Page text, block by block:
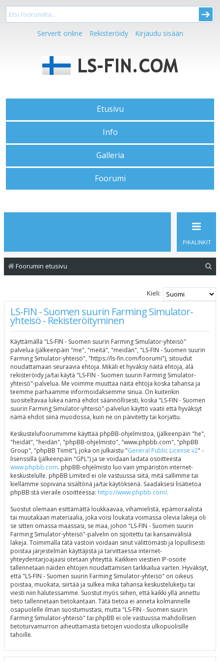
Serverit online Rekisteröidy Kirjaudu sisään
Etusivu
Info
Galleria
Foorumi
PIKALINKIT
Foorumin etusivu
s
Kieli:
LS-FIN - Suomen suurin Farming Simulator-
yhteisö - Rekisteröityminen
Käyttämällä "LS-FIN - Suomen suurin Farming Simulator-yhteisö"
palvelua (jälkeenpäin "me", "meitä", "meidän", "LS-FIN - Suomen suurin
Farming Simulator-yhteisö", "https://ls-fin.com/foorumi"), sitoudut
noudattamaan seuraavia ehtoja. Mikäli et hyväksy näitä ehtoja, älä
rekisteröidy ja/tai käytä "LS-FIN - Suomen suurin Farming Simulator-
yhteisö"-palvelua. Me voimme muuttaa näitä ehtoja koska tahansa ja
teemme parhaamme informoidaksemme sinua. On kuitenkin
suositeltavaa lukea nämä ehdot säännöllisesti, koska "LS-FIN - Suomen
suurin Farming Simulator-yhteisö"-palvelun käyttö vaatii että hyväksyt
nämä ehdot siinä muodossa, kuin ne on päivitetty tai korjattu.
Keskustelufoorumimme käyttää phpBB-ohjelmistoa, (jälkeenpäin "he",
"heidät", "heidän", "phpBB-ohjelmisto", "www.phpbb.com", "phpBB
Group", "phpBB Tiimit"), joka on julkaistu "General Public License v2" -
lisenssillä (jälkeenpäin "GPL") ja se voidaan ladata osoitteesta
www.phpbb.com. phpBB-ohjelmisto luo vain ympäristön internet-
keskustelulle. phpBB Limited ei ole vastuussa siitä, mitä sallimme tai
kiellämme sopivana sisältönä ja/tai käytöksenä. Saadaksesi lisätietoa
phpBB:stä vieraile osoitteessa: https://www.phpbb.com/.
Suostut olemaan esittämättä loukkaavaa, vihamielistä, epämoraalista
tai muutakaan materiaalia, joka voisi loukata voimassa olevia lakeja oli
se sitten omassa maassasi, se maa, johon "LS-FIN - Suomen suurin
Farming Simulator-yhteisö"-palvelin on sijoitettu tai kansainvälisiä
lakeja. Toimimalla tätä vastoin voidaan sinut välittömästi ja lopullisesti
poistaa järjestelmän käyttäjistä ja tarvittaessa internet-
yhteydentarjoajaasi otetaan yhteyttä. Kaikkien viestien IP-osoite
tallennetaan näiden ehtojen noudattamisen tarkkailua varten. Hyväksyt,
että "LS-FIN - Suomen suurin Farming Simulator-yhteisö" on oikeus
poistaa, muokata, siirtää ja sulkea mikä tahansa keskusteluketju tai
viesti niin halutessamme. Suostut myös siihen, että kaikki yllä annettu
tieto tallennetaan tietokantaan. Tätä tietoa ei anneta kolmannelle
osapuolelle ilman suostumustasi, mutta "LS-FIN - Suomen suurin
Farming Simulator-yhteisö" tai phpBB ei ole vastuussa mahdollisen
tietoturvamurron aiheuttamasta tietojen vuodosta ulkopuolisille
tahoille.